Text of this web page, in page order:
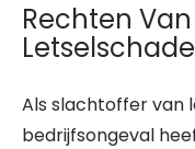
Rechten
Letselschade
Als slachtoffer van
bedrijfsongeval